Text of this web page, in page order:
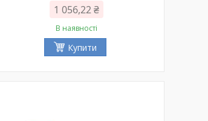
1 056,22 ₴
В наявності
Купити